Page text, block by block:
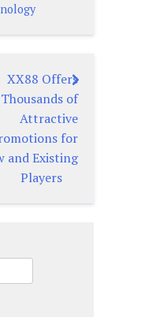
XX88 Offers
Thousands of
Attractive
for
and Existing
Players